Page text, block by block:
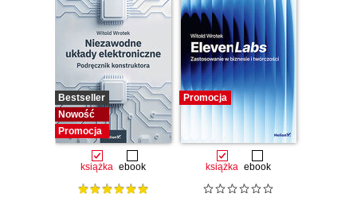
Bestseller
Nowość
Promocja
książka ebook
Promocja
książka ebook